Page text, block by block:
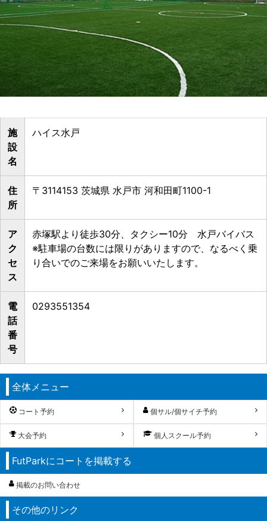
施
設
名
ハイス水戸
住
所
〒3114153 茨城県 水戸市 河和田町1100-1
ア
ク
セ
ス
赤塚駅より徒歩30分、タクシー10分 水戸バイバス
※駐車場の台数には限りがありますので、なるべく乗
り合いでのご来場をお願いいたします。
電
話
番
号
0293551354
全体メニュー
コート予約 個サル/個サイチ予約
大会予約 個人スクール予約
FutParkにコートを掲載する
掲載のお問い合わせ
その他のリンク